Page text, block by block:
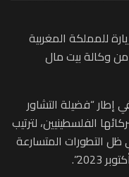
للمملكة المغربية
بدعوة من وكالة بيت مال
إطار “فضيلة التشاور
الفلسطينيين، لترتيب
التطورات المتسارعة